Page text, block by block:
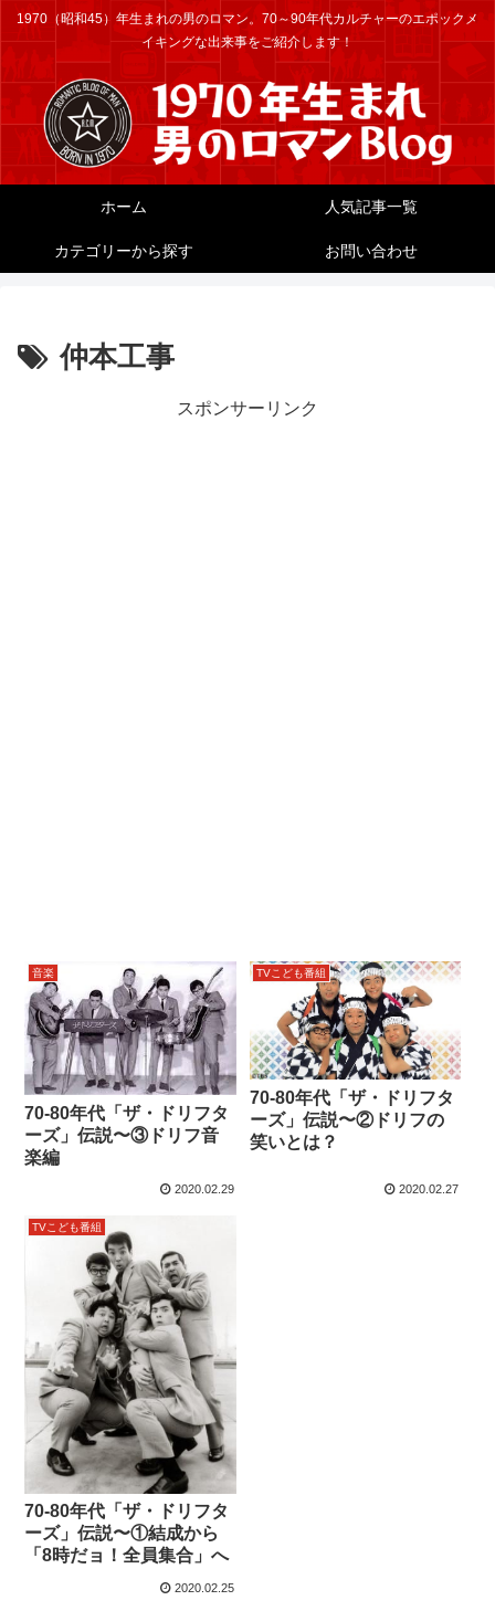
1970（昭和45）年生まれの男のロマン。70～90年代カルチャーのエポックメ
イキングな出来事をご紹介します！
ホーム 人気記事一覧
カテゴリーから探す お問い合わせ
仲本工事
スポンサーリンク
音楽
70-80年代「ザ・ドリフタ
ーズ」伝説〜③ドリフ音
楽編
2020.02.29
TVこども番組
70-80年代「ザ・ドリフタ
ーズ」伝説〜②ドリフの
笑いとは？
2020.02.27
TVこども番組
70-80年代「ザ・ドリフタ
ーズ」伝説〜①結成から
「8時だョ！全員集合」へ
2020.02.25